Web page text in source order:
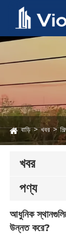
বাড়ি খবর
খবর
পণ্য
আধুনিক
উন্নত করে?